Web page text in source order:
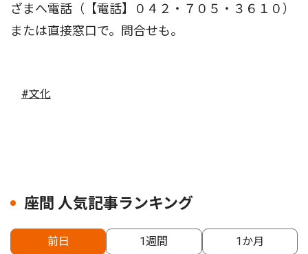
ざまへ電話（【電話】０４２・７０５・３６１０）
または直接窓口で。問合せも。
#文化
座間 人気記事ランキング
前日 1週間 1か月